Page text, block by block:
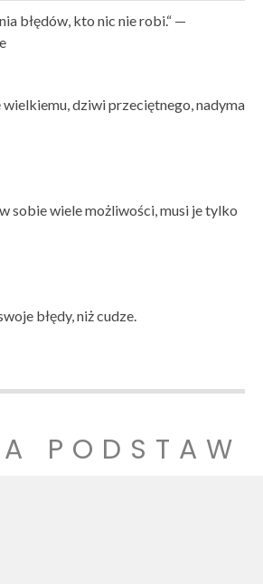
błędów, kto nic nie robi.“ —
dziwi przeciętnego, nadyma
sobie wiele możliwości, musi je tylko
błędy, niż cudze.
PODSTAW